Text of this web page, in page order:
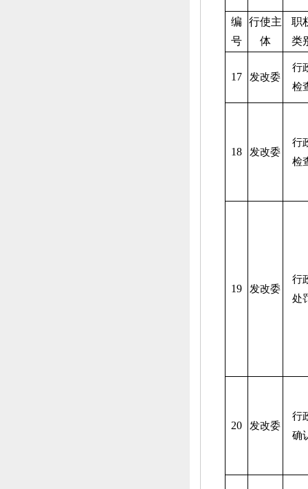
编
号
行使主
体
职
类
17 发改委
行
检
18 发改委
行
检
19 发改委
行
处
20 发改委
行
确